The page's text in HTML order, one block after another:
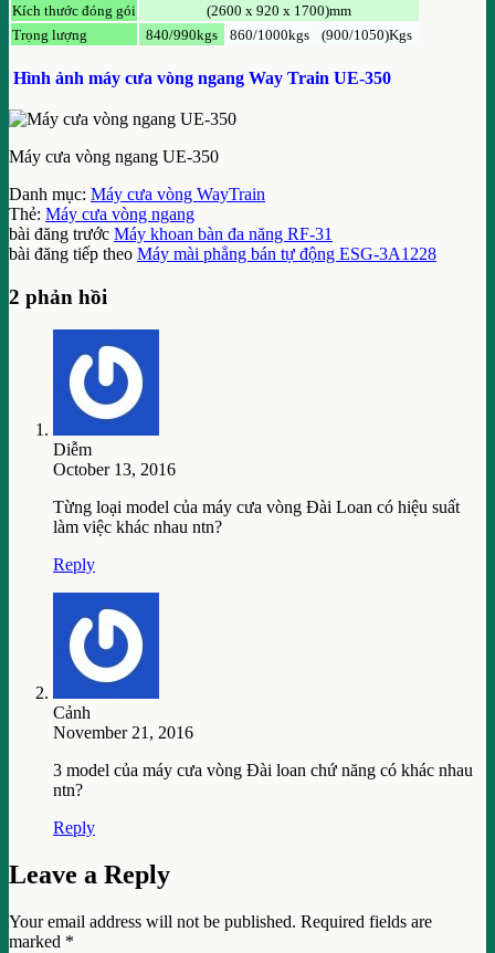
Kích thước đóng gói
(2600 x 920 x 1700)mm
Trọng lượng
840/990kgs 860/1000kgs (900/1050)Kgs
Hình ảnh máy cưa vòng ngang Way Train UE-350
Máy cưa vòng ngang UE-350
Danh mục: Máy cưa vòng WayTrain
Thẻ: Máy cưa vòng ngang
bài đăng trước Máy khoan bàn đa năng RF-31
bài đăng tiếp theo Máy mài phẳng bán tự động ESG-3A1228
2 phản hồi
Diễm
October 13, 2016
Từng loại model của máy cưa vòng Đài Loan có hiệu suất
làm việc khác nhau ntn?
Reply
Cảnh
November 21, 2016
3 model của máy cưa vòng Đài loan chứ năng có khác nhau
ntn?
Reply
Leave a Reply
Your email address will not be published. Required fields are
marked *